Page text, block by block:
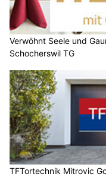
Verwöhnt Seele und
Schocherswil TG
TFTortechnik Mitrovic